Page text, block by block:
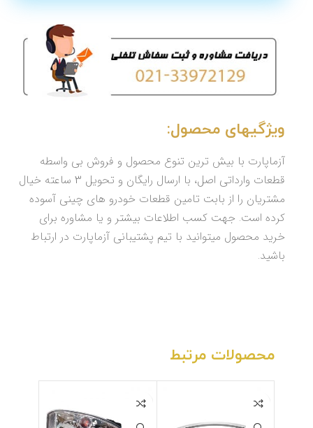
ویژگیهای محصول:
آزماپارت با بیش ترین تنوع محصول و فروش بی واسطه
قطعات وارداتی اصل، با ارسال رایگان و تحویل 3 ساعته خیال
مشتریان را از بابت تامین قطعات خودرو های چینی آسوده
کرده است. جهت کسب اطلاعات بیشتر و یا مشاوره برای
خرید محصول میتوانید با تیم پشتیبانی آزماپارت در ارتباط
باشید.
محصولات مرتبط